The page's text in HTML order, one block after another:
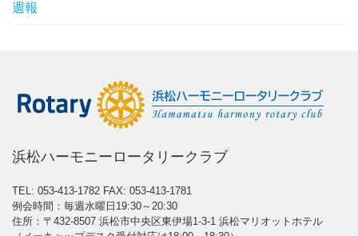
週報
浜松ハーモニーロータリークラブ
TEL: 053-413-1782 FAX: 053-413-1781
例会時間：毎週水曜日19:30～20:30
住所：〒432-8507 浜松市中央区東伊場1-3-1 浜松マリオットホテル